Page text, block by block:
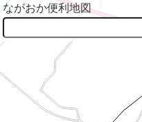
ながおか便利地図